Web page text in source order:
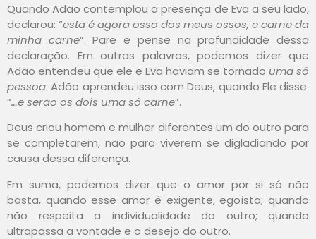
Quando Adão contemplou a presença de Eva a seu lado,
declarou: “esta é agora osso dos meus ossos, e carne da
minha carne”. Pare e pense na profundidade dessa
declaração. Em outras palavras, podemos dizer que
Adão entendeu que ele e Eva haviam se tornado uma só
pessoa. Adão aprendeu isso com Deus, quando Ele disse:
“…e serão os dois uma só carne”.
Deus criou homem e mulher diferentes um do outro para
se completarem, não para viverem se digladiando por
causa dessa diferença.
Em suma, podemos dizer que o amor por si só não
basta, quando esse amor é exigente, egoísta; quando
não respeita a individualidade do outro; quando
ultrapassa a vontade e o desejo do outro.